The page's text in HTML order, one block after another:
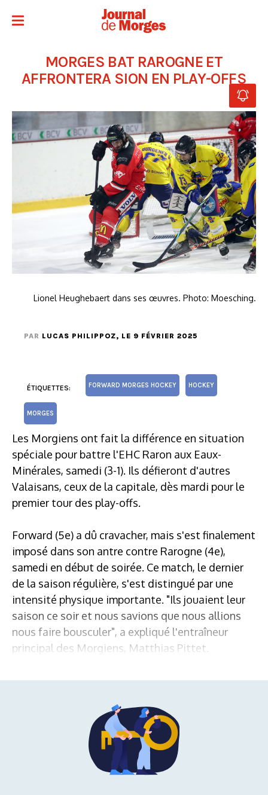
MORGES BAT RAROGNE ET
AFFRONTERA SION EN PLAY-OFFS
Lionel Heughebaert dans ses œuvres. Photo: Moesching.
PAR LUCAS PHILIPPOZ, LE 9 FÉVRIER 2025
ÉTIQUETTES: FORWARD MORGES HOCKEY HOCKEY
MORGES
Les Morgiens ont fait la différence en situation
spéciale pour battre l'EHC Raron aux Eaux-
Minérales, samedi (3-1). Ils défieront d'autres
Valaisans, ceux de la capitale, dès mardi pour le
premier tour des play-offs.
Forward (5e) a dû cravacher, mais s'est finalement
imposé dans son antre contre Rarogne (4e),
samedi en début de soirée. Ce match, le dernier
de la saison régulière, s'est distingué par une
intensité physique importante. "Ils jouaient leur
saison ce soir et nous savions que nous allions
nous faire bousculer", a expliqué l'entraîneur
principal des Morgiens, Matthias Pittet.